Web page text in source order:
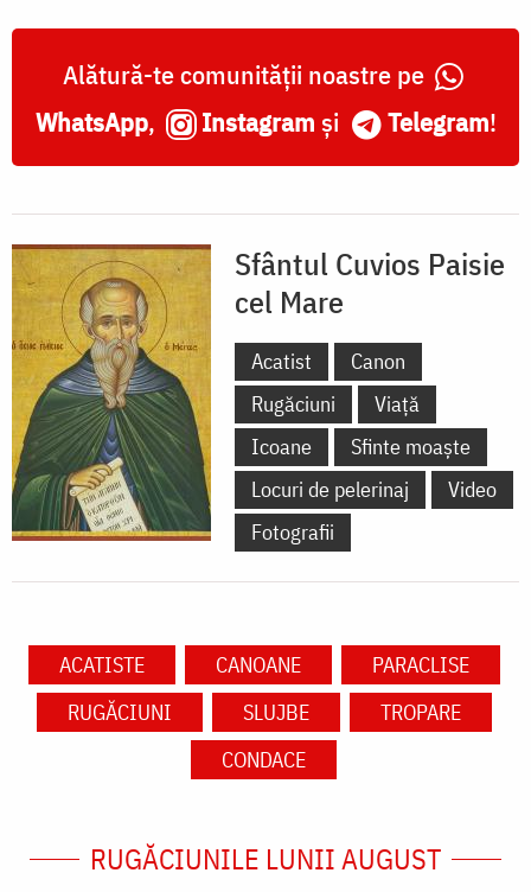
Alătură-te comunității noastre pe
WhatsApp, Instagram și Telegram!
Sfântul Cuvios Paisie
cel Mare
Acatist
Canon
Rugăciuni
Viață
Icoane
Sfinte moaște
Locuri de pelerinaj
Video
Fotografii
ACATISTE CANOANE
PARACLISE
RUGĂCIUNI
SLUJBE
TROPARE
CONDACE
RUGĂCIUNILE LUNII AUGUST